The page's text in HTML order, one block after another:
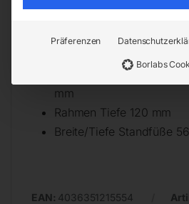
Lichte Höhe min. 173 mm
Lochabstand für
mm
Rahmen Tiefe 120 mm
Breite/Tiefe Standfüße
EAN: 4036351215554
Präferenzen
Borlabs